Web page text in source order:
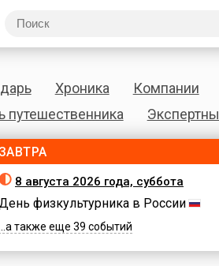
Хроника Компании
путешественника
ЗАВТРА
8 августа 2026 года, суббота
физкультурника в России
...а также еще 39 событий